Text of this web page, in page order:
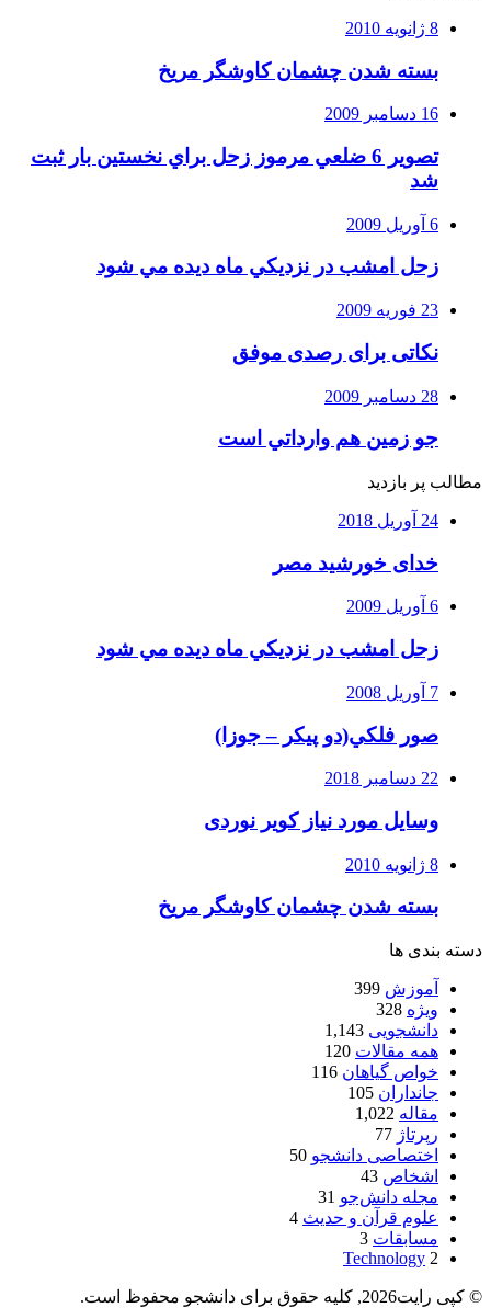
8 ژانویه 2010
بسته شدن چشمان کاوشگر مريخ
16 دسامبر 2009
تصوير 6 ضلعي مرموز زحل براي نخستين بار ثبت
شد
6 آوریل 2009
زحل امشب در نزديكي ماه ديده مي شود
23 فوریه 2009
نکاتی برای رصدی موفق
28 دسامبر 2009
جو زمين هم وارداتي است
مطالب پر بازدید
24 آوریل 2018
خدای خورشید مصر
6 آوریل 2009
زحل امشب در نزديكي ماه ديده مي شود
7 آوریل 2008
صور فلكي(دو پیکر – جوزا)
22 دسامبر 2018
وسایل مورد نیاز کویر نوردی
8 ژانویه 2010
بسته شدن چشمان کاوشگر مريخ
دسته بندی ها
آموزش 399
ویژه 328
دانشجویی 1,143
همه مقالات 120
خواص گیاهان 116
جانداران 105
مقاله 1,022
رپرتاژ 77
اختصاصی دانشجو 50
اشخاص 43
مجله دانش‌جو 31
علوم قرآن و حدیث 4
مسابقات 3
Technology 2
© کپی رایت2026, کلیه حقوق برای دانشجو محفوظ است.